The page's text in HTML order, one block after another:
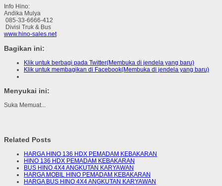
Info Hino:
Andika Mulya
085-33-6666-412
Divisi Truk & Bus
www.hino-sales.net
Bagikan ini:
Klik untuk berbagi pada Twitter(Membuka di jendela yang baru)
Klik untuk membagikan di Facebook(Membuka di jendela yang baru)
Menyukai ini:
Suka Memuat...
Related Posts
HARGA HINO 136 HDX PEMADAM KEBAKARAN
HINO 136 HDX PEMADAM KEBAKARAN
BUS HINO 4X4 ANGKUTAN KARYAWAN
HARGA MOBIL HINO PEMADAM KEBAKARAN
HARGA BUS HINO 4X4 ANGKUTAN KARYAWAN